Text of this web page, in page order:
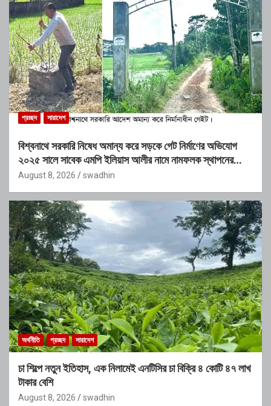
প্রচ্ছদ সারাদেশ
বিশ্বনাথে সরকারি নিষেধ অমান্য করে সড়কে গেট নির্মাণের অভিযোগ
২০২৫ সালে সাবেক এমপি ইলিয়াস আলীর নামে নামফলক স্থাপনের
অভিযোগ
August 8, 2026 swadhin
অর্থনীতি প্রচ্ছদ সারাদেশ
চা শিল্পে নতুন ইতিহাস, এক নিলামেই এনটিসির চা বিক্রি ৪ কোটি ৪৭ লাখ
টাকার বেশি
August 8, 2026 swadhin